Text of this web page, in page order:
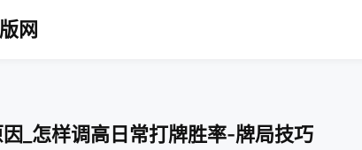
网
_怎样调高日常打牌胜率-牌局技巧